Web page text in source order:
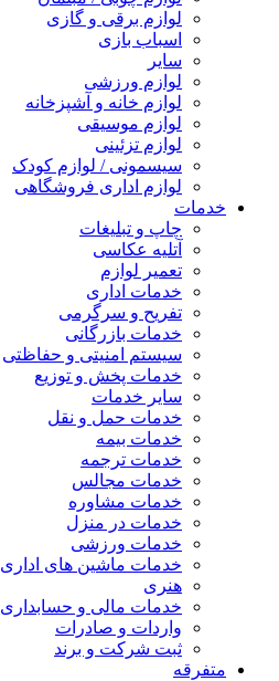
لوازم برقی و گازی
اسباب بازی
سایر
لوازم ورزشی
لوازم خانه و آشپزخانه
لوازم موسیقی
لوازم تزئینی
سیسمونی / لوازم کودک
لوازم اداری فروشگاهی
خدمات
چاپ و تبلیغات
آتلیه عکاسی
تعمیر لوازم
خدمات اداری
تفریح و سرگرمی
خدمات بازرگانی
سیستم امنیتی و حفاظتی
خدمات پخش و توزیع
سایر خدمات
خدمات حمل و نقل
خدمات بیمه
خدمات ترجمه
خدمات مجالس
خدمات مشاوره
خدمات در منزل
خدمات ورزشی
خدمات ماشین های اداری
هنری
خدمات مالی و حسابداری
واردات و صادرات
ثبت شرکت و برند
متفرقه